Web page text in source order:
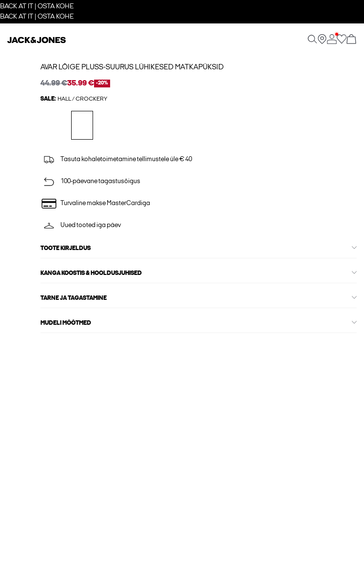
BACK AT IT | OSTA KOHE
BACK AT IT | OSTA KOHE
AVAR LÕIGE PLUSS-SUURUS LÜHIKESED MATKAPÜKSID
44.99 €35.99 € -20%
SALE: HALL / CROCKERY
Tasuta kohaletoimetamine tellimustele üle € 40
100-päevane tagastusõigus
Turvaline makse MasterCardiga
Uued tooted iga päev
TOOTE KIRJELDUS
KANGA KOOSTIS & HOOLDUSJUHISED
TARNE JA TAGASTAMINE
MUDELI MÕÕTMED